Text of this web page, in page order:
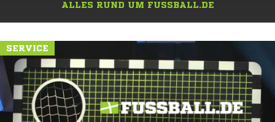
ALLES RUND UM FUSSBALL.DE
SERVICE